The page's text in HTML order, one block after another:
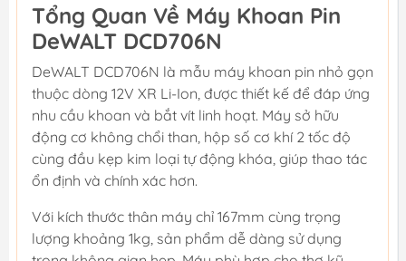
Tổng Quan Về Máy Khoan Pin
DeWALT DCD706N
DeWALT DCD706N là mẫu máy khoan pin nhỏ gọn
thuộc dòng 12V XR Li-Ion, được thiết kế để đáp ứng
nhu cầu khoan và bắt vít linh hoạt. Máy sở hữu
động cơ không chổi than, hộp số cơ khí 2 tốc độ
cùng đầu kẹp kim loại tự động khóa, giúp thao tác
ổn định và chính xác hơn.
Với kích thước thân máy chỉ 167mm cùng trọng
lượng khoảng 1kg, sản phẩm dễ dàng sử dụng